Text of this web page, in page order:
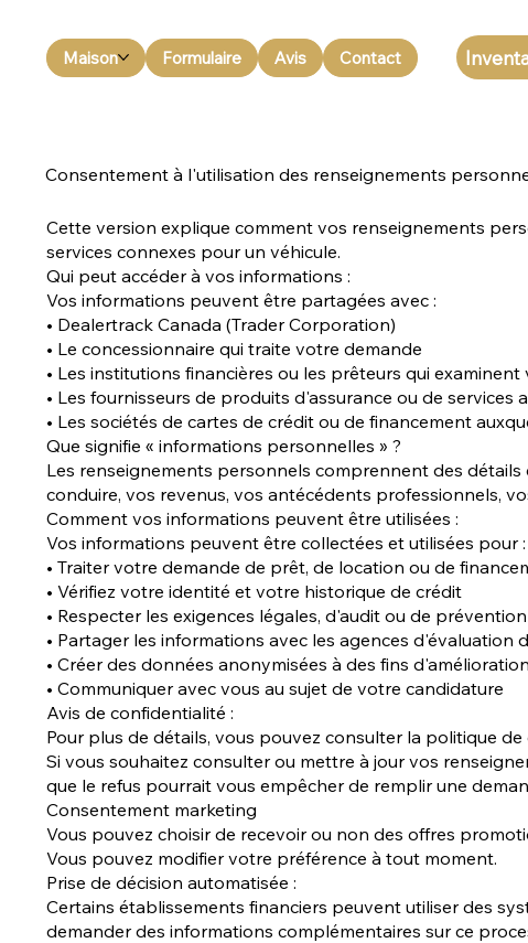
Maison Formulaire Avis Contact
Consentement à l'utilisation des renseignements
Cette version explique comment vos renseignements
services connexes pour un véhicule.
Qui peut accéder à vos informations :
Vos informations peuvent être partagées avec :
• Dealertrack Canada (Trader Corporation)
• Le concessionnaire qui traite votre demande
• Les institutions financières ou les prêteurs qui
• Les fournisseurs de produits d'assurance ou de services
• Les sociétés de cartes de crédit ou de financement
Que signifie « informations personnelles » ?
Les renseignements personnels comprennent des
conduire, vos revenus, vos antécédents professionnels,
Comment vos informations peuvent être utilisées :
Vos informations peuvent être collectées et utilisées pour :
• Traiter votre demande de prêt, de location ou de
• Vérifiez votre identité et votre historique de crédit
• Respecter les exigences légales, d'audit ou de
• Partager les informations avec les agences d'évaluation
• Créer des données anonymisées à des fins
• Communiquer avec vous au sujet de votre candidature
Avis de confidentialité :
Pour plus de détails, vous pouvez consulter la politique
Si vous souhaitez consulter ou mettre à jour vos
que le refus pourrait vous empêcher de remplir une
Consentement marketing
Vous pouvez choisir de recevoir ou non des offres
Vous pouvez modifier votre préférence à tout moment.
Prise de décision automatisée :
Certains établissements financiers peuvent utiliser des
demander des informations complémentaires sur ce